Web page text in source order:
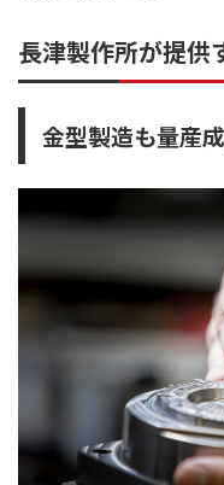
長津製作所が提供
金型製造も量産